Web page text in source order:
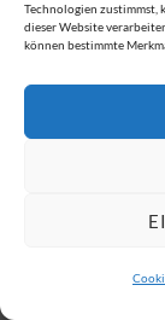
Technologien zustimmst,
dieser Website
können bestimmte